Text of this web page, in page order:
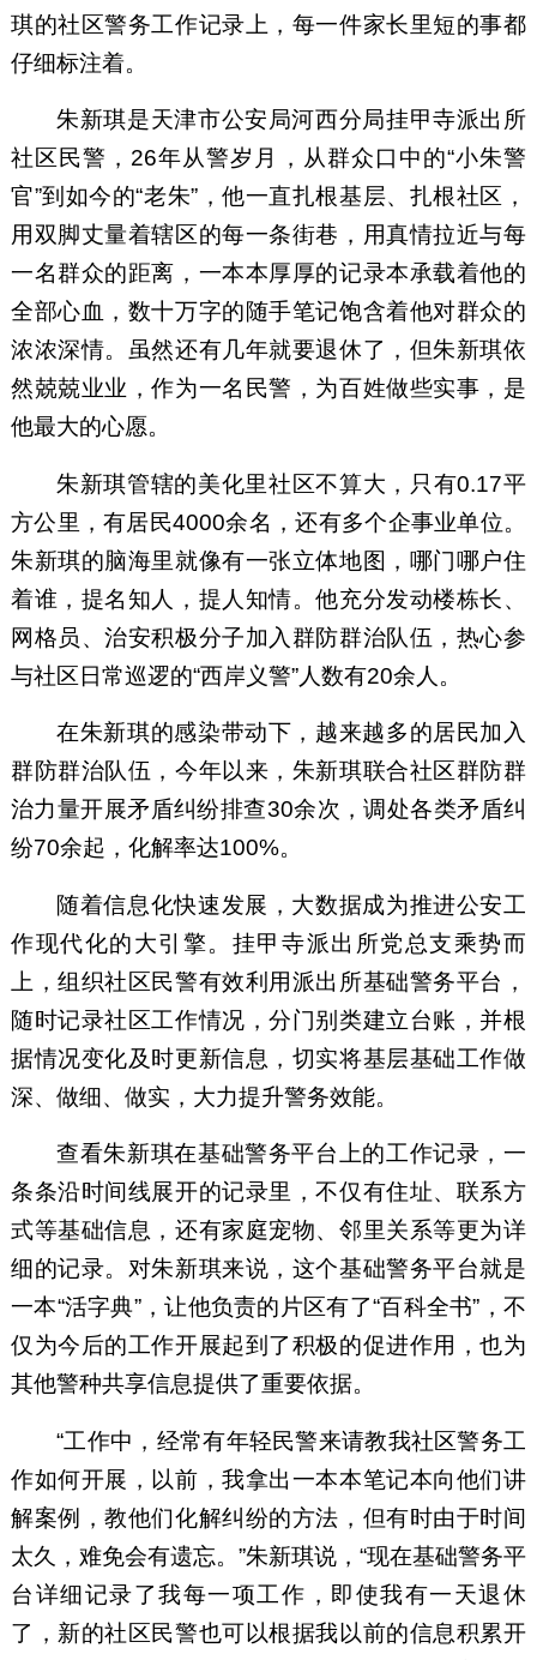
琪的社区警务工作记录上，每一件家长里短的事都
仔细标注着。
朱新琪是天津市公安局河西分局挂甲寺派出所
社区民警，26年从警岁月，从群众口中的“小朱警
官”到如今的“老朱”，他一直扎根基层、扎根社区，
用双脚丈量着辖区的每一条街巷，用真情拉近与每
一名群众的距离，一本本厚厚的记录本承载着他的
全部心血，数十万字的随手笔记饱含着他对群众的
浓浓深情。虽然还有几年就要退休了，但朱新琪依
然兢兢业业，作为一名民警，为百姓做些实事，是
他最大的心愿。
朱新琪管辖的美化里社区不算大，只有0.17平
方公里，有居民4000余名，还有多个企事业单位。
朱新琪的脑海里就像有一张立体地图，哪门哪户住
着谁，提名知人，提人知情。他充分发动楼栋长、
网格员、治安积极分子加入群防群治队伍，热心参
与社区日常巡逻的“西岸义警”人数有20余人。
在朱新琪的感染带动下，越来越多的居民加入
群防群治队伍，今年以来，朱新琪联合社区群防群
治力量开展矛盾纠纷排查30余次，调处各类矛盾纠
纷70余起，化解率达100%。
随着信息化快速发展，大数据成为推进公安工
作现代化的大引擎。挂甲寺派出所党总支乘势而
上，组织社区民警有效利用派出所基础警务平台，
随时记录社区工作情况，分门别类建立台账，并根
据情况变化及时更新信息，切实将基层基础工作做
深、做细、做实，大力提升警务效能。
查看朱新琪在基础警务平台上的工作记录，一
条条沿时间线展开的记录里，不仅有住址、联系方
式等基础信息，还有家庭宠物、邻里关系等更为详
细的记录。对朱新琪来说，这个基础警务平台就是
一本“活字典”，让他负责的片区有了“百科全书”，不
仅为今后的工作开展起到了积极的促进作用，也为
其他警种共享信息提供了重要依据。
“工作中，经常有年轻民警来请教我社区警务工
作如何开展，以前，我拿出一本本笔记本向他们讲
解案例，教他们化解纠纷的方法，但有时由于时间
太久，难免会有遗忘。”朱新琪说，“现在基础警务平
台详细记录了我每一项工作，即使我有一天退休
了，新的社区民警也可以根据我以前的信息积累开